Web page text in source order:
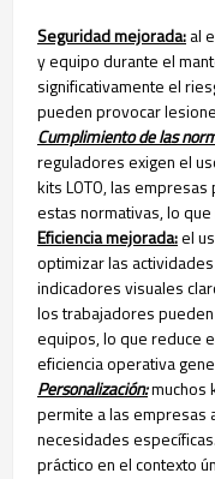
Seguridad mejorada:al
y equipo durante el
significativamente el
pueden provocar
Cumplimiento de las
reguladores exigen el
kits LOTO, las
estas normativas, lo
Eficiencia mejorada:el
optimizar las
indicadores visuales
los trabajadores
equipos, lo que reduce
eficiencia operativa
Personalización:muchos
permite a las empresas
necesidades
práctico en el contexto